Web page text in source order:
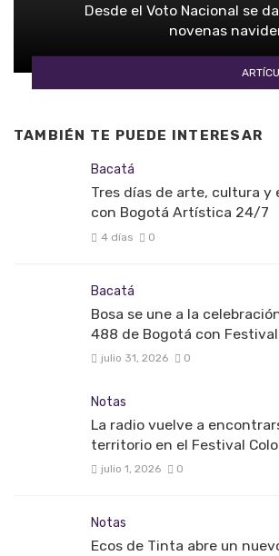
Desde el Voto Nacional se
novenas
TAMBIÉN TE PUEDE INTERESAR
Bacatá
Tres días de arte, cultura
con Bogotá Artística 24/7
4 días 0
Bacatá
Bosa se une a la
488 de Bogotá con
julio 31, 2026 0
Notas
La radio vuelve a
territorio en el Festival
julio 1, 2026 0
Notas
Ecos de Tinta abre un